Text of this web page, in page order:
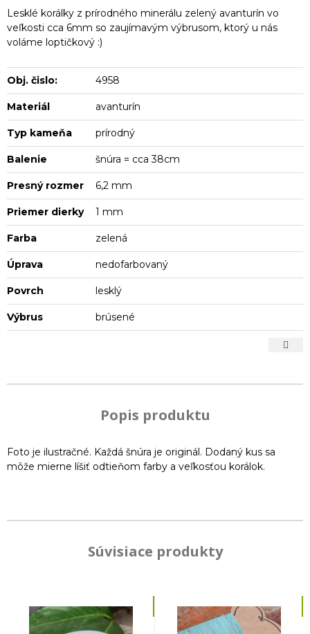
Lesklé korálky z prírodného minerálu zelený avanturín vo
veľkosti cca 6mm so zaujímavým výbrusom, ktorý u nás
voláme loptičkový :)
Obj. čislo: 4958
Materiál avanturín
Typ kameňa prírodný
Balenie šnúra = cca 38cm
Presný rozmer 6,2 mm
Priemer dierky 1 mm
Farba zelená
Úprava nedofarbovaný
Povrch lesklý
Výbrus brúsené
Popis produktu
Foto je ilustračné. Každá šnúra je originál. Dodaný kus sa
môže mierne líšiť odtieňom farby a veľkosťou korálok.
Súvisiace produkty